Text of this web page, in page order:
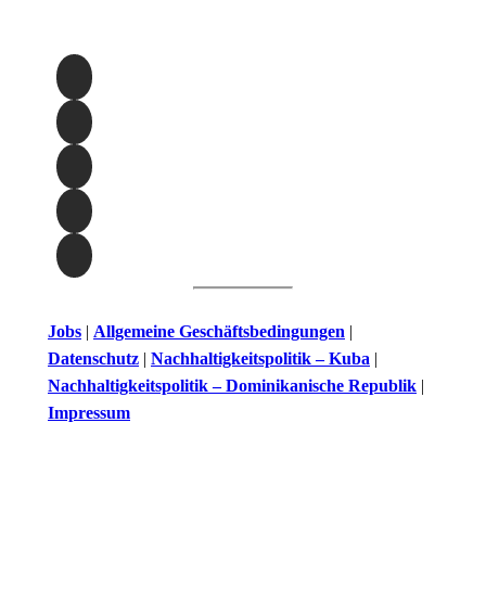
Jobs | Allgemeine Geschäftsbedingungen |
Datenschutz | Nachhaltigkeitspolitik – Kuba |
Nachhaltigkeitspolitik – Dominikanische Republik |
Impressum